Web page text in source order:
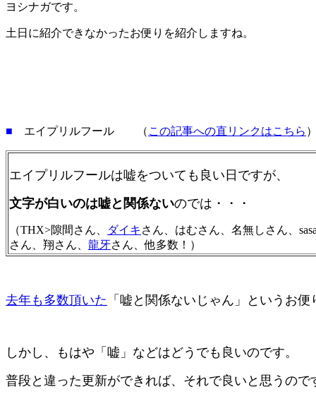
ヨシナガです。
土日に紹介できなかったお便りを紹介しますね。
■ エイプリルフール （ この記事への直リンクはこちら ）
エイプリルフールは嘘をついても良い日ですが、
文字が白いのは嘘と関係ないのでは・・・
（THX>隙間さん、 ダイキ さん、はむさん、名無しさん、sasa
さん、翔さん、 龍牙さん、他多数！）
去年も多数頂いた 「嘘と関係ないじゃん」というお便
しかし、もはや「嘘」などはどうでも良いのです。
普段と違った更新ができれば、それで良いと思うので